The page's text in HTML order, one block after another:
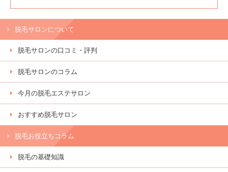
脱毛サロンについて
脱毛サロンの口コミ・評判
脱毛サロンのコラム
今月の脱毛エステサロン
おすすめ脱毛サロン
脱毛お役立ちコラム
脱毛の基礎知識